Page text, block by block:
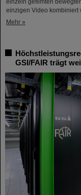
einzigen Video kombiniert
Mehr »
GSI/FAIR trägt